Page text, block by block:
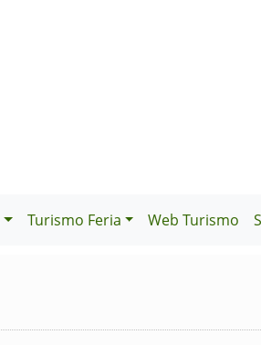
Turismo Feria Web Turismo